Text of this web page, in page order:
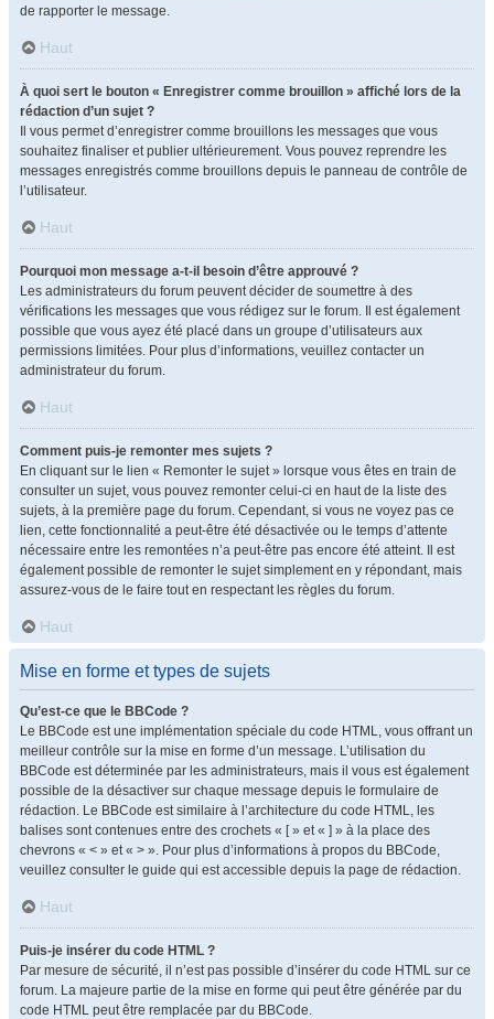
de rapporter le message.
Haut
À quoi sert le bouton « Enregistrer comme brouillon » affiché lors de la
rédaction d’un sujet ?
Il vous permet d’enregistrer comme brouillons les messages que vous
souhaitez finaliser et publier ultérieurement. Vous pouvez reprendre les
messages enregistrés comme brouillons depuis le panneau de contrôle de
l’utilisateur.
Haut
Pourquoi mon message a-t-il besoin d’être approuvé ?
Les administrateurs du forum peuvent décider de soumettre à des
vérifications les messages que vous rédigez sur le forum. Il est également
possible que vous ayez été placé dans un groupe d’utilisateurs aux
permissions limitées. Pour plus d’informations, veuillez contacter un
administrateur du forum.
Haut
Comment puis-je remonter mes sujets ?
En cliquant sur le lien « Remonter le sujet » lorsque vous êtes en train de
consulter un sujet, vous pouvez remonter celui-ci en haut de la liste des
sujets, à la première page du forum. Cependant, si vous ne voyez pas ce
lien, cette fonctionnalité a peut-être été désactivée ou le temps d’attente
nécessaire entre les remontées n’a peut-être pas encore été atteint. Il est
également possible de remonter le sujet simplement en y répondant, mais
assurez-vous de le faire tout en respectant les règles du forum.
Haut
Mise en forme et types de sujets
Qu’est-ce que le BBCode ?
Le BBCode est une implémentation spéciale du code HTML, vous offrant un
meilleur contrôle sur la mise en forme d’un message. L’utilisation du
BBCode est déterminée par les administrateurs, mais il vous est également
possible de la désactiver sur chaque message depuis le formulaire de
rédaction. Le BBCode est similaire à l’architecture du code HTML, les
balises sont contenues entre des crochets « [ » et « ] » à la place des
chevrons « < » et « > ». Pour plus d’informations à propos du BBCode,
veuillez consulter le guide qui est accessible depuis la page de rédaction.
Haut
Puis-je insérer du code HTML ?
Par mesure de sécurité, il n’est pas possible d’insérer du code HTML sur ce
forum. La majeure partie de la mise en forme qui peut être générée par du
code HTML peut être remplacée par du BBCode.